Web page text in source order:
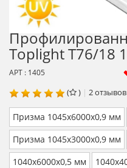
Toplight T76/18
АРТ : 1405
( ) | 2отзывов
Призма 1045х6000х0,9 мм
Призма 1045х3000х0,9 мм
1040х6000х0,5 мм